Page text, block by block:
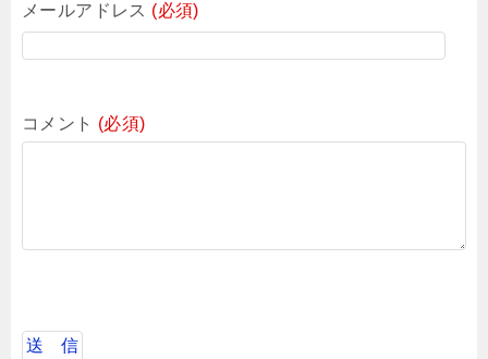
メールアドレス (必須)
コメント (必須)